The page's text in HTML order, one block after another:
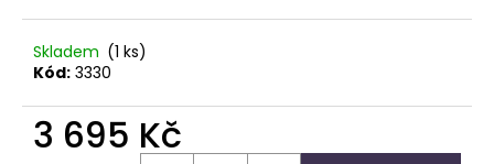
Skladem (1 ks)
Kód: 3330
3 695 Kč
1
Kč